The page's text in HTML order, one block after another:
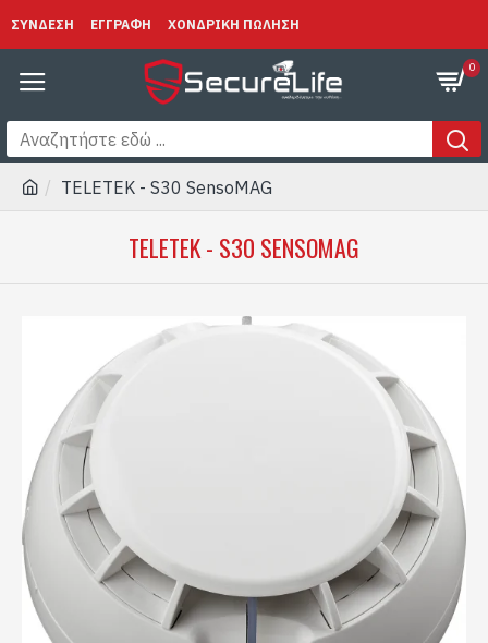
ΣΥΝΔΕΣΗ ΕΓΓΡΑΦΗ ΧΟΝΔΡΙΚΗ ΠΩΛΗΣΗ
0
TELETEK - S30 SensoMAG
TELETEK - S30 SENSOMAG